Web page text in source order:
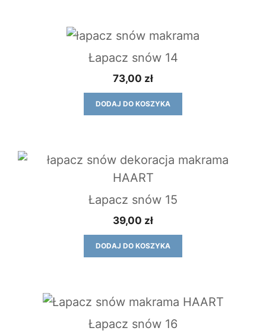
Łapacz snów 14
73,00 zł
DODAJ DO KOSZYKA
Łapacz snów 15
39,00 zł
DODAJ DO KOSZYKA
Łapacz snów 16